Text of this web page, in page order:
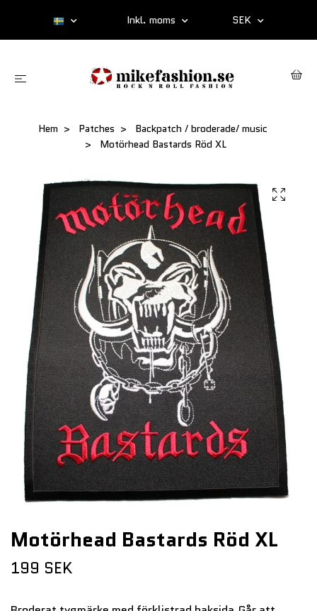
Inkl. moms SEK
Hem Patches
Backpatch / broderade/ music
Motörhead Bastards Röd XL
Motörhead Bastards Röd XL
199 SEK